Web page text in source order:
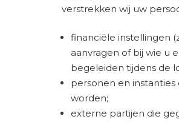
verstrekken wij uw
financiële instellingen
aanvragen of bij wie u
begeleiden tijdens de
personen en
worden;
externe partijen die